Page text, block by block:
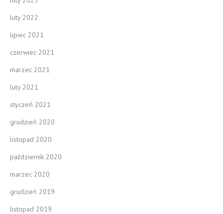
luty 2022
lipiec 2021
czerwiec 2021
marzec 2021
luty 2021
styczeń 2021
grudzień 2020
listopad 2020
październik 2020
marzec 2020
grudzień 2019
listopad 2019